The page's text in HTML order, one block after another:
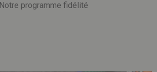
Notre programme fidélité